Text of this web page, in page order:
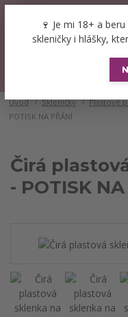
🍷 Je mi 18+ a
skleničky i hlášky,
Úvod Skleničky Plastové
POTISK NA PŘÁNÍ
Čirá
- POTISK